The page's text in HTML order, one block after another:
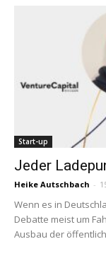
Start-up
Jeder
Heike Autschbach -
Wenn es in
Debatte meist um
Ausbau der